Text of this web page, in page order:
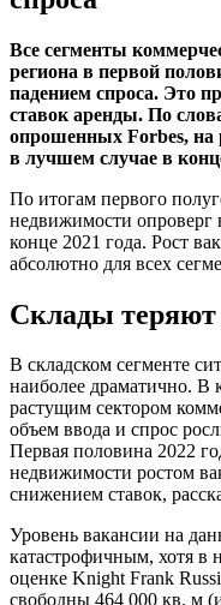
Все сегменты
региона в первой
падением спроса. Это
ставок аренды. По
опрошенных Forbes, на
в лучшем случае в
По итогам первого
недвижимости опроверг
конце 2021 года. Рост
абсолютно для всех
Склады теряют
В складском сегменте
наиболее драматично. В
растущим сектором
объем ввода и спрос
Первая половина 2022
недвижимости ростом
снижением ставок,
Уровень вакансии на
катастрофичным, хотя в
оценке Knight Frank
свободны 464 000 кв. м